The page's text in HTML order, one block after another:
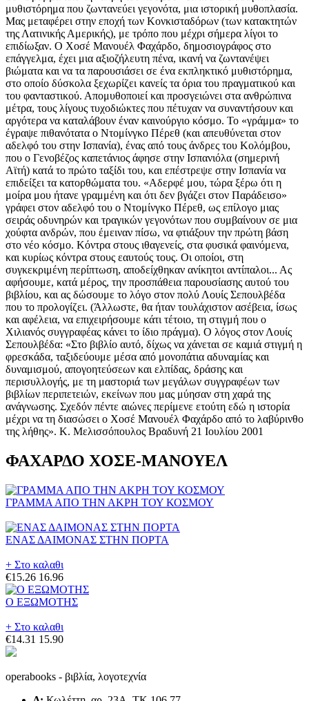
μυθιστόρημα που ζωντανεύει γεγονότα, μια ιστορική μυθοπλασία.
Μας μεταφέρει στην εποχή των Κονκισταδόρων (των κατακτητών
της Λατινικής Αμερικής), με τρόπο που μέχρι σήμερα λίγοι το
επιδίωξαν. Ο Χοσέ Μανουέλ Φαχάρδο, δημοσιογράφος στο
επάγγελμα, έχει μια αξιοζήλευτη πένα, ικανή να ζωντανέψει
βιώματα και να τα παρουσιάσει σε ένα εκπληκτικό μυθιστόρημα,
στο οποίο δύσκολα ξεχωρίζει κανείς τα όρια του πραγματικού και
του φανταστικού. Απομυθοποιεί και προσγειώνει στα ανθρώπινα
μέτρα, τους λίγους τυχοδιώκτες που πέτυχαν να συναντήσουν και
αργότερα να καταλάβουν έναν καινούργιο κόσμο. Το «γράμμα» το
έγραψε πιθανότατα ο Ντομίνγκο Πέρεθ (και απευθύνεται στον
αδελφό του στην Ισπανία), ένας από τους άνδρες του Κολόμβου,
που ο Γενοβέζος καπετάνιος άφησε στην Ισπανιόλα (σημερινή
Αϊτή) κατά το πρώτο ταξίδι του, και επέστρεψε στην Ισπανία να
επιδείξει τα κατορθώματα του. «Αδερφέ μου, τώρα ξέρω ότι η
μοίρα μου ήτανε γραμμένη και ότι δεν βγάζει στον Παράδεισο»
γράφει στον αδελφό του ο Ντομίνγκο Πέρεθ, ως επίλογο μιας
σειράς οδυνηρών και τραγικών γεγονότων που συμβαίνουν σε μια
χούφτα ανδρών, που έμειναν πίσω, να φτιάξουν την πρώτη βάση
στο νέο κόσμο. Κόντρα στους ιθαγενείς, στα φυσικά φαινόμενα,
και κυρίως κόντρα στους εαυτούς τους. Οι οποίοι, στη
συγκεκριμένη περίπτωση, αποδείχθηκαν ανίκητοι αντίπαλοι... Ας
αφήσουμε, κατά μέρος, την προσπάθεια παρουσίασης αυτού του
βιβλίου, και ας δώσουμε το λόγο στον πολύ Λουίς Σεπουλβέδα
που το προλογίζει. (Άλλωστε, θα ήταν τουλάχιστον ασέβεια, ίσως
και αφέλεια, να επιχειρήσουμε κάτι τέτοιο, τη στιγμή που ο
Χιλιανός συγγραφέας κάνει το ίδιο πράγμα). Ο λόγος στον Λουίς
Σεπουλβέδα: «Στο βιβλίο αυτό, δίχως να χάνεται σε καμιά στιγμή η
φρεσκάδα, ταξιδεύουμε μέσα από μονοπάτια αδυναμίας και
δυναμισμού, απογοητεύσεων και ελπίδας, δράσης και
περισυλλογής, με τη μαστοριά των μεγάλων συγγραφέων των
βιβλίων περιπετειών, εκείνων που μας μύησαν στη χαρά της
ανάγνωσης. Σχεδόν πέντε αιώνες περίμενε ετούτη εδώ η ιστορία
μέχρι να τη διασώσει ο Χοσέ Μανουέλ Φαχάρδο από το λαβύρινθο
της λήθης». Κ. Μελισσόπουλος Βραδυνή 21 Ιουλίου 2001
ΦΑΧΑΡΔΟ ΧΟΣΕ-ΜΑΝΟΥΕΛ
ΓΡΑΜΜΑ ΑΠΟ ΤΗΝ ΑΚΡΗ ΤΟΥ ΚΟΣΜΟΥ
ΕΝΑΣ ΔΑΙΜΟΝΑΣ ΣΤΗΝ ΠΟΡΤΑ
+ Στο καλαθι
€15.26 16.96
Ο ΕΞΩΜΟΤΗΣ
+ Στο καλαθι
€14.31 15.90
operabooks - βιβλία, λογοτεχνία